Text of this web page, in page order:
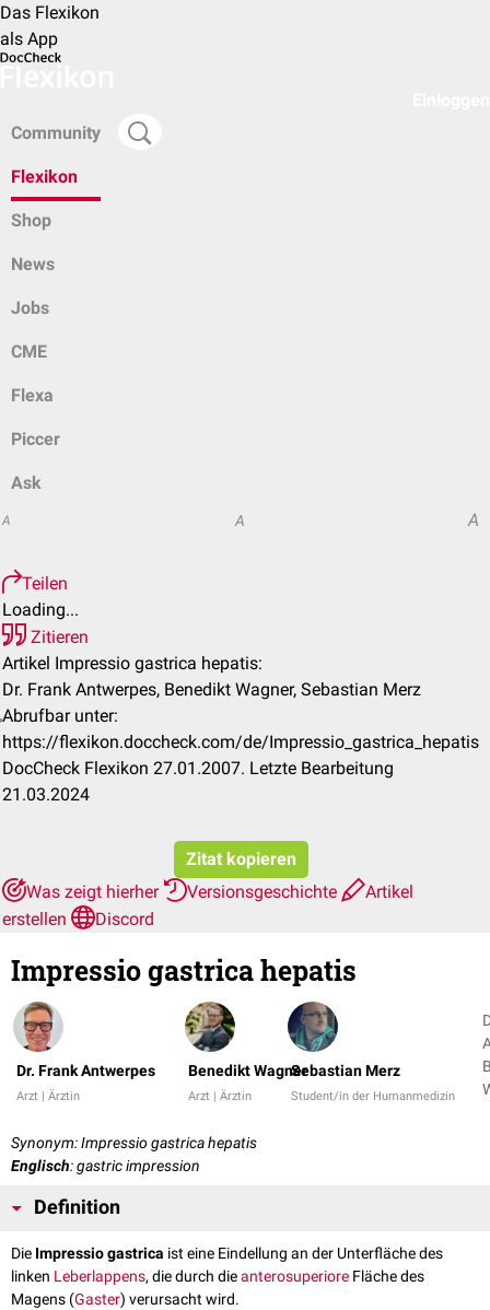
Das Flexikon
als App
Community
Flexikon
Shop
News
Jobs
CME
Flexa
Piccer
Ask
A A A
Teilen
Loading...
Zitieren
Artikel Impressio gastrica hepatis:
Dr. Frank Antwerpes, Benedikt Wagner, Sebastian Merz
Abrufbar unter:
https://flexikon.doccheck.com/de/Impressio_gastrica_hepatis
DocCheck Flexikon 27.01.2007. Letzte Bearbeitung
21.03.2024
Zitat kopieren
Was zeigt hierher
Versionsgeschichte
Artikel
erstellen
Discord
Impressio gastrica hepatis
Dr. Frank Antwerpes
Arzt | Ärztin
Benedikt Wagner
Arzt | Ärztin
Sebastian Merz
Student/in der Humanmedizin
Synonym: Impressio gastrica hepatis
Englisch: gastric impression
Definition
Die Impressio gastrica ist eine Eindellung an der Unterfläche des
linken Leberlappens, die durch dieanterosuperiore Fläche des
Magens (Gaster) verursacht wird.